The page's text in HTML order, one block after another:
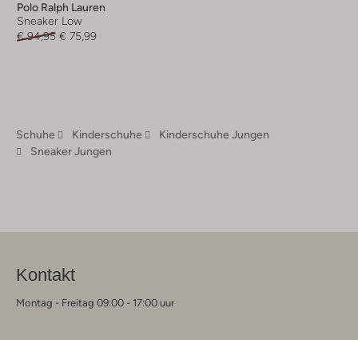
Polo Ralph Lauren
Sneaker Low
€ 94,95 € 75,99
Schuhe Kinderschuhe
Kinderschuhe Jungen
Sneaker Jungen
Kontakt
Montag - Freitag 09:00 - 17:00 uur